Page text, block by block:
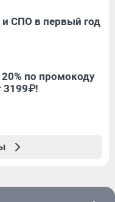
СПО в первый год
20% по промокоду
3199₽!